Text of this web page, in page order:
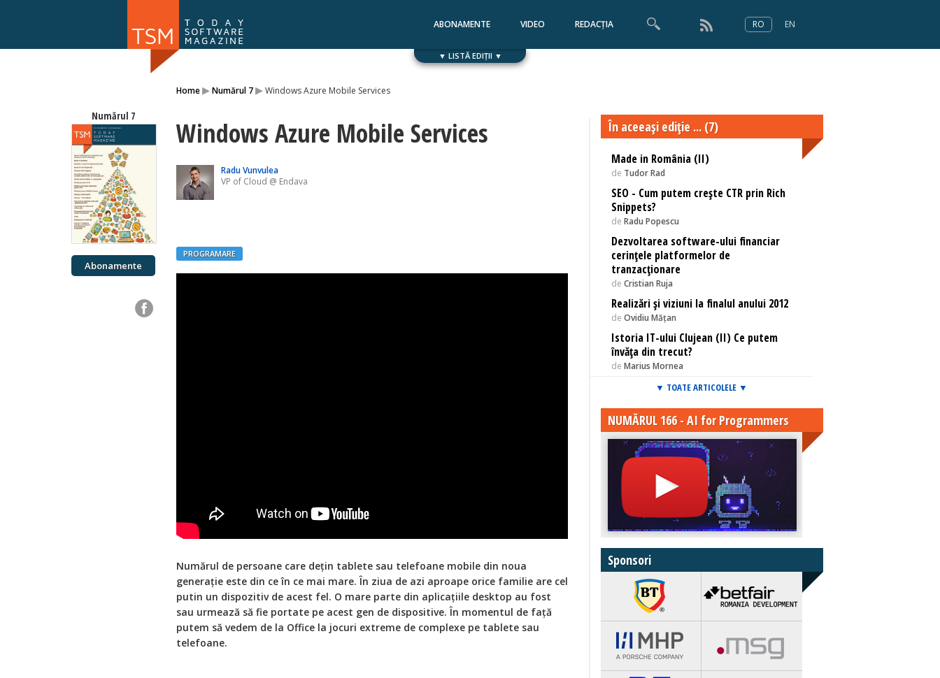
ABONAMENTE VIDEO REDACȚIA RO EN
▼ LISTĂ EDIȚII ▼
Home▸Numărul 7▸Windows Azure Mobile Services
Numărul 7
Abonamente
Windows Azure Mobile Services
Radu Vunvulea
VP of Cloud @ Endava
PROGRAMARE
Numărul de persoane care deţin tablete sau telefoane mobile din noua
generaţie este din ce în ce mai mare. În ziua de azi aproape orice familie are cel
putin un dispozitiv de acest fel. O mare parte din aplicaţiile desktop au fost
sau urmează să fie portate pe acest gen de dispositive. În momentul de faţă
putem să vedem de la Office la jocuri extreme de complexe pe tablete sau
telefoane.
În aceeaşi ediţie ... (7)
Made in România (II)
de Tudor Rad
SEO - Cum putem creşte CTR prin Rich
Snippets?
de Radu Popescu
Dezvoltarea software-ului financiar
cerinţele platformelor de
tranzacţionare
de Cristian Ruja
Realizări și viziuni la finalul anului 2012
de Ovidiu Mățan
Istoria IT-ului Clujean (II) Ce putem
învăța din trecut?
de Marius Mornea
▼ TOATE ARTICOLELE ▼
NUMĂRUL 166 - AI for Programmers
Sponsori